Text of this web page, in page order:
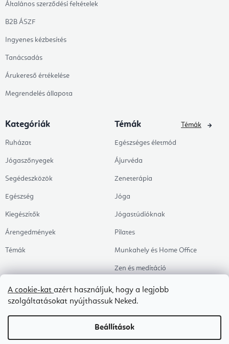
A cookie-kat azért használjuk, hogy a legjobb
szolgáltatásokat nyújthassuk Neked.
Beállítások
Általános szerződési feltételek
B2B ÁSZF
Ingyenes kézbesítés
Tanácsadás
Árukereső értékelése
Megrendelés állapota
Kategóriák
Ruházat
Jógaszőnyegek
Segédeszközök
Egészség
Kiegészítők
Árengedmények
Témák
Témák
Egészséges életmód
Ájurvéda
Zeneterápia
Jóga
Jógastúdióknak
Pilates
Munkahely és Home Office
Zen és meditáció
Aromaterápia
Egészséges alvás
Kedvenceink
Témák
Copyright 2026Flexity. Minden jog fenntartva.Süti beállítások szerkesztése